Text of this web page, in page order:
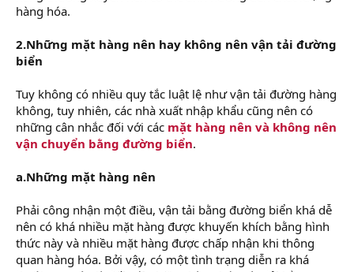
hàng hóa.
2.Những mặt hàng nên hay không nên vận tải đường
biển
Tuy không có nhiều quy tắc luật lệ như vận tải đường hàng
không, tuy nhiên, các nhà xuất nhập khẩu cũng nên có
những cân nhắc đối với các mặt hàng nên và không nên
vận chuyển bằng đường biển.
a.Những mặt hàng nên
Phải công nhận một điều, vận tải bằng đường biển khá dễ
nên có khá nhiều mặt hàng được khuyến khích bằng hình
thức này và nhiều mặt hàng được chấp nhận khi thông
quan hàng hóa. Bởi vậy, có một tình trạng diễn ra khá